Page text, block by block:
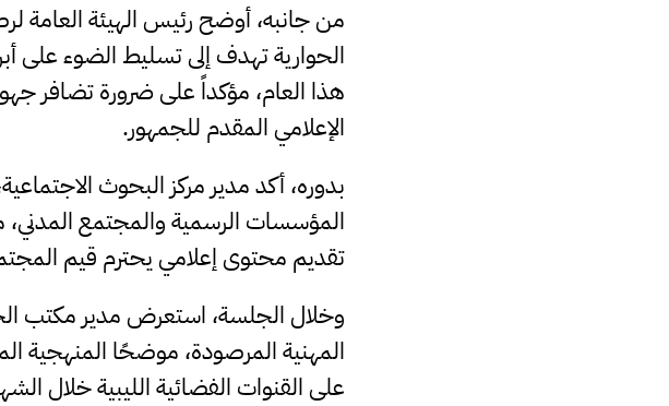
من جانبه، أوضح رئيس الهيئة العامة
الحوارية تهدف إلى تسليط الضوء على
هذا العام، مؤكداً على ضرورة تضافر
الإعلامي المقدم للجمهور.
بدوره، أكد مدير مركز البحوث
المؤسسات الرسمية والمجتمع المدني،
تقديم محتوى إعلامي يحترم قيم
وخلال الجلسة، استعرض مدير مكتب
المهنية المرصودة، موضحًا المنهجية
على القنوات الفضائية الليبية خلال